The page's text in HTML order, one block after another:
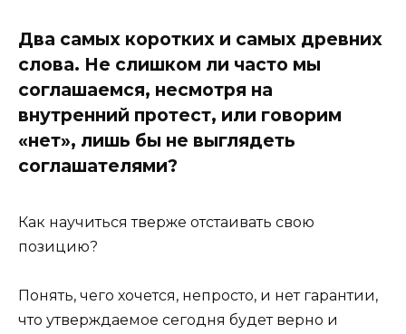
Два самых коротких и самых древних
слова. Не слишком ли часто мы
соглашаемся, несмотря на
внутренний протест, или говорим
«нет», лишь бы не выглядеть
соглашателями?
Как научиться тверже отстаивать свою
позицию?
Понять, чего хочется, непросто, и нет гарантии,
что утверждаемое сегодня будет верно и